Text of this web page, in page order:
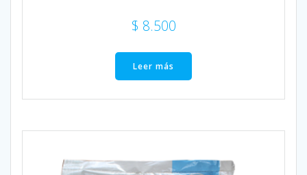
$ 8.500
Leer más